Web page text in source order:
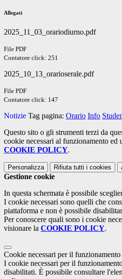
Allegati
2025_11_03_orariodiurno.pdf
File PDF
Contatore click: 251
2025_10_13_orarioserale.pdf
File PDF
Contatore click: 147
Notizie Tag pagina: Orario Info
Questo sito o gli strumenti terzi da
cookie necessari al funzionamento
COOKIE POLICY.
Personalizza Rifiuta tutti i cookies
Gestione cookie
In questa schermata è possibile
I cookie necessari sono quelli che
piattaforma e non è possibile
Per conoscere quali sono i cookie
visionare la COOKIE POLICY.
Cookie necessari per il funzionamento
I cookie necessari per il
disabilitati. È possibile consultare